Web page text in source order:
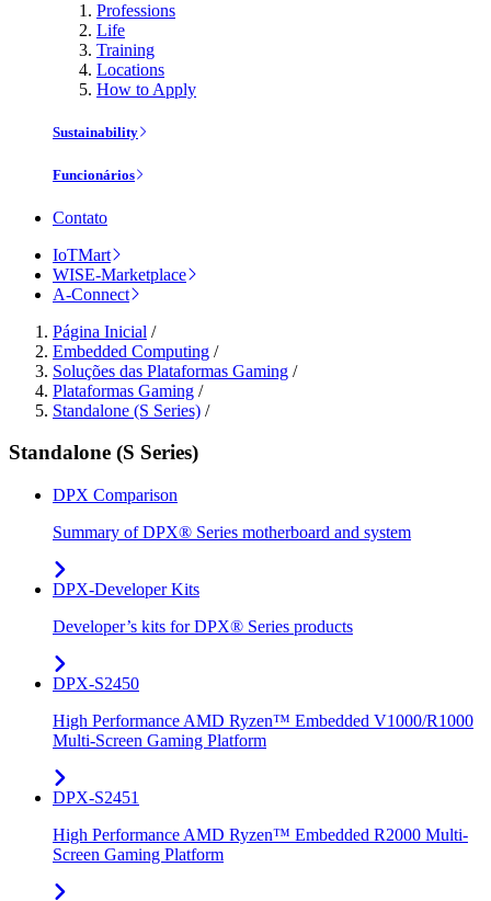
Professions
Life
Training
Locations
How to Apply
Sustainability
Funcionários
Contato
IoTMart
WISE-Marketplace
A-Connect
Página Inicial /
Embedded Computing /
Soluções das Plataformas Gaming /
Plataformas Gaming /
Standalone (S Series) /
Standalone (S Series)
DPX Comparison
Summary of DPX® Series motherboard and system
DPX-Developer Kits
Developer’s kits for DPX® Series products
DPX-S2450
High Performance AMD Ryzen™ Embedded V1000/R1000
Multi-Screen Gaming Platform
DPX-S2451
High Performance AMD Ryzen™ Embedded R2000 Multi-
Screen Gaming Platform